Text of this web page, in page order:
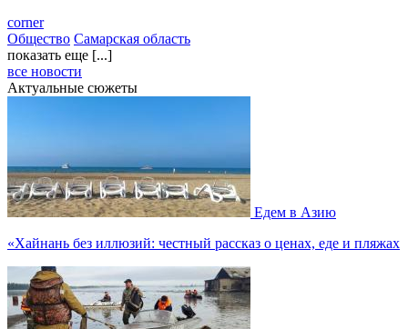
corner
Общество Самарская область
показать еще [...]
все новости
Актуальные сюжеты
Едем в Азию
«Хайнань без иллюзий: честный рассказ о ценах, еде и пляжах